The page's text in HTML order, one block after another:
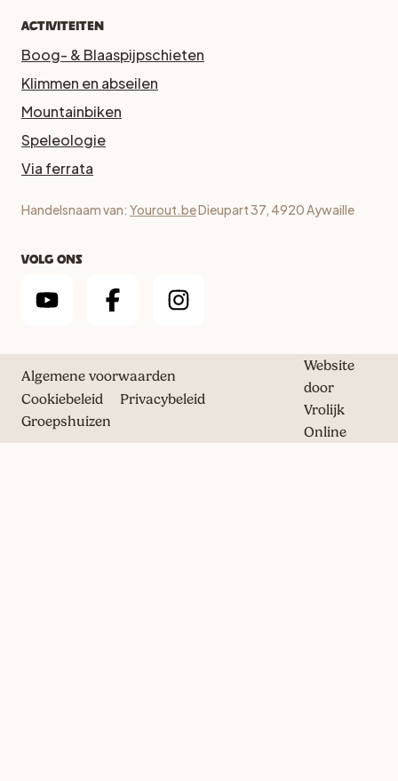
Activiteiten
Boog- & Blaaspijpschieten
Klimmen en abseilen
Mountainbiken
Speleologie
Via ferrata
Handelsnaam van: Yourout.beDieupart 37, 4920 Aywaille
Volg ons
Algemene voorwaarden
Cookiebeleid
Privacybeleid
Groepshuizen
Website
door
Vrolijk
Online